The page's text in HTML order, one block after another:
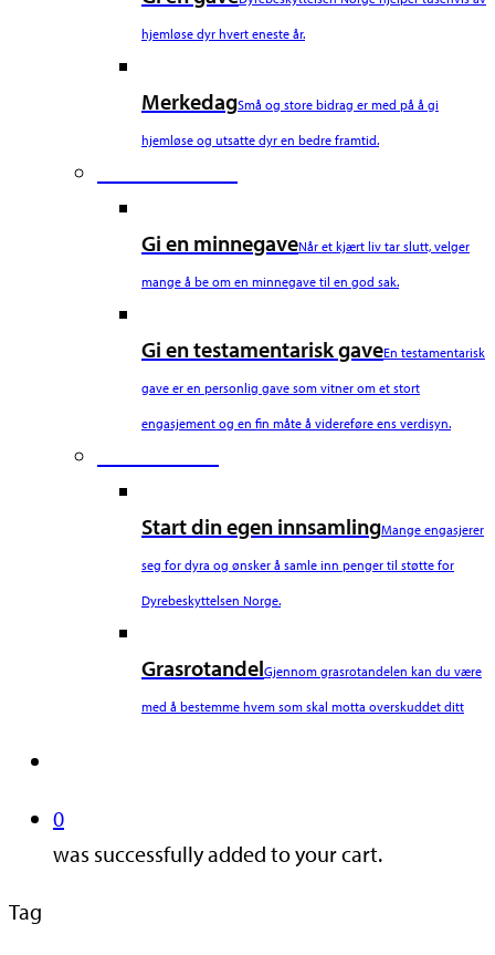
hjemløse dyr hvert eneste år.
MerkedagSmå og store bidrag er med på å gi
hjemløse og utsatte dyr en bedre framtid.
Gi en minnegaveNår et kjært liv tar slutt, velger
mange å be om en minnegave til en god sak.
Gi en testamentarisk gaveEn testamentarisk
gave er en personlig gave som vitner om et stort
engasjement og en fin måte å videreføre ens verdisyn.
Start din egen innsamlingMange engasjerer
seg for dyra og ønsker å samle inn penger til støtte for
Dyrebeskyttelsen Norge.
GrasrotandelGjennom grasrotandelen kan du være
med å bestemme hvem som skal motta overskuddet ditt
0
was successfully added to your cart.
Tag